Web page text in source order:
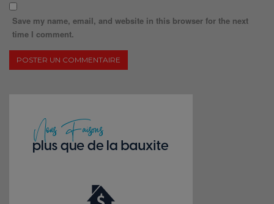
Save my name, email, and website in this browser for the next
time I comment.